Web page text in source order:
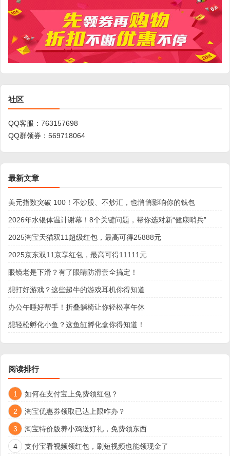
社区
QQ客服： 763157698
QQ群领券： 569718064
最新文章
美元指数突破 100！不炒股、不炒汇，也悄悄影响你的钱包
2026年水银体温计谢幕！8个关键问题，帮你选对新“健康哨兵”
2025淘宝天猫双11超级红包，最高可得25888元
2025京东双11京享红包，最高可得11111元
眼镜老是下滑？有了眼睛防滑套全搞定！
想打好游戏？这些超牛的游戏耳机你得知道
办公午睡好帮手！折叠躺椅让你轻松享午休
想轻松孵化小鱼？这鱼缸孵化盒你得知道！
阅读排行
1 如何在支付宝上免费领红包？
2 淘宝优惠券领取已达上限咋办？
3 淘宝特价版养小鸡送好礼，免费领东西
4 支付宝看视频领红包，刷短视频也能领现金了